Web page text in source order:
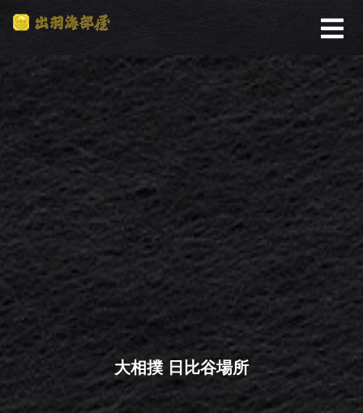
大相撲 日比谷場所